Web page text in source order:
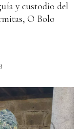
y custodio del
O Bolo